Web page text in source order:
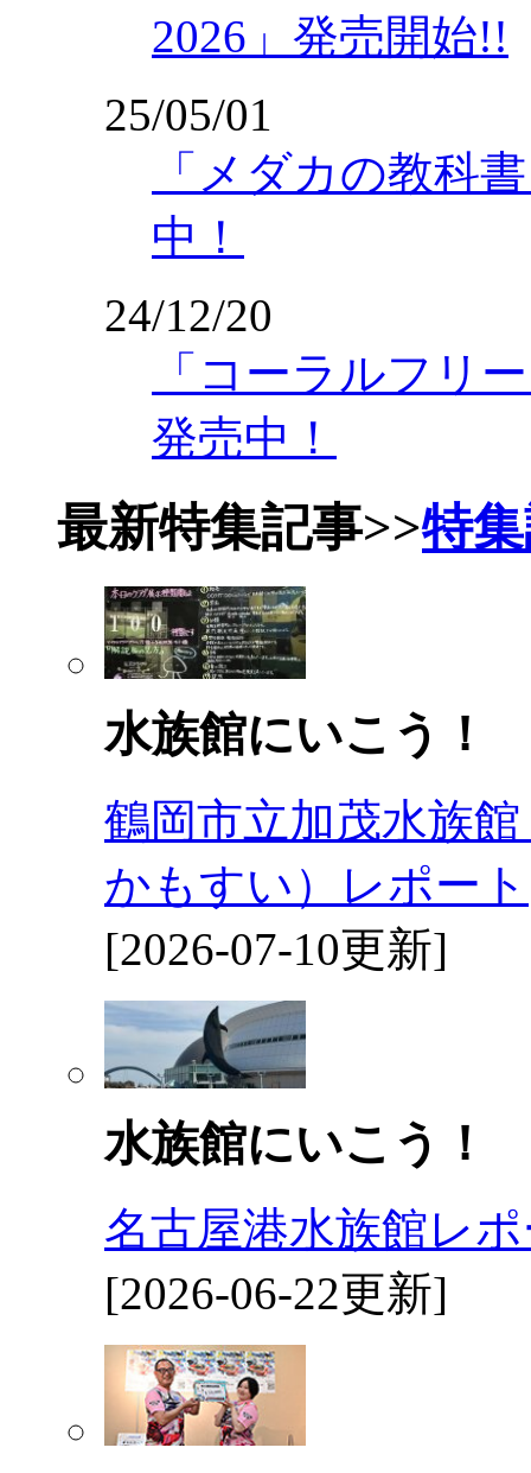
2026」発売開始!!
25/05/01
「メダカの教科
中！
24/12/20
「コーラルフリ
発売中！
最新特集記事>>特
水族館にいこう！
鶴岡市立加茂水族
かもすい）レポート
[2026-07-10更新]
水族館にいこう！
名古屋港水族館レ
[2026-06-22更新]